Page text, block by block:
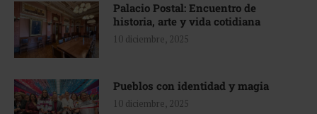
Palacio Postal: Encuentro de
historia, arte y vida cotidiana
10 diciembre, 2025
Pueblos con identidad y magia
10 diciembre, 2025